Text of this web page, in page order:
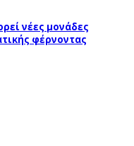
νέες μονάδες
φέρνοντας